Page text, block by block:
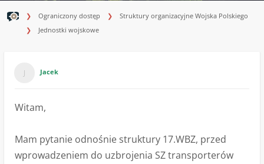
Ograniczony dostęp
Struktury organizacyjne Wojska Polskiego
Jednostki wojskowe
Jacek
Witam,
Mam pytanie odnośnie struktury 17.WBZ, przed
wprowadzeniem do uzbrojenia SZ transporterów